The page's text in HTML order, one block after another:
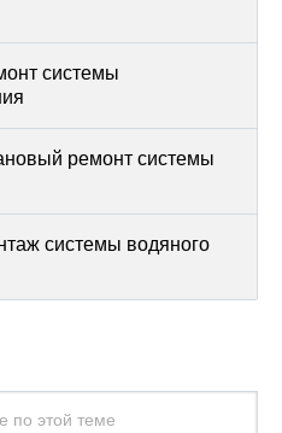
системы
ремонт системы
системы водяного